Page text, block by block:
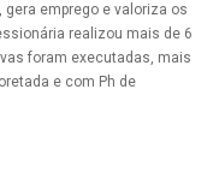
emprego e valoriza os
realizou mais de 6
foram executadas, mais
e com Ph de